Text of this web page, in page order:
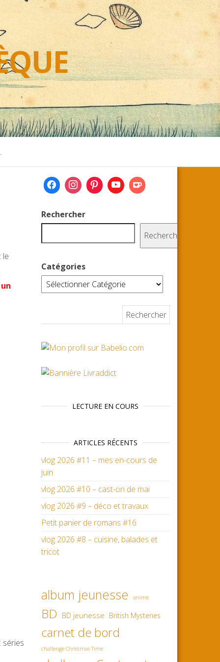
le
un
séries
Rechercher
Rechercher
Catégories
LECTURE EN COURS
ARTICLES RÉCENTS
vlog 2026 #11 – mes en-cours de
juin
vlog 2026 #10 – cast-on de mai
vlog 2026 #9 – déco et travaux
Petit panier de romans #16
vlog 2026 #8 – cuisine, balades et
tricot
album jeunesse anime
BD BD jeunesse British Mysteries
carnet de bord
challenge Christmas Time